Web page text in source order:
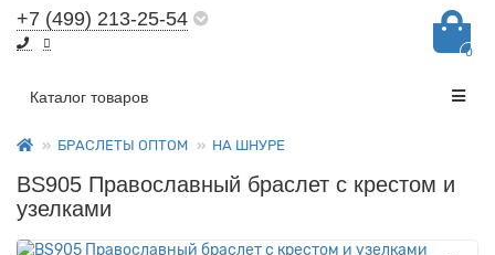
+7 (499) 213-25-54
0
Все категории
Каталог товаров
БРАСЛЕТЫ ОПТОМ НА ШНУРЕ
BS905 Православный браслет с крестом и
узелками